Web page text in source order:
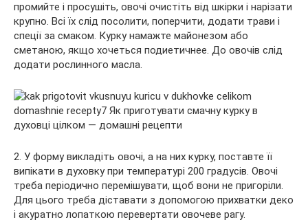
промийте і просушіть, овочі очистіть від шкірки і нарізати
крупно. Всі їх слід посолити, поперчити, додати трави і
спеції за смаком. Курку намажте майонезом або
сметаною, якщо хочеться подиетичнее. До овочів слід
додати рослинного масла.
2. У форму викладіть овочі, а на них курку, поставте її
випікати в духовку при температурі 200 градусів. Овочі
треба періодично перемішувати, щоб вони не пригоріли.
Для цього треба діставати з допомогою прихватки деко
і акуратно лопаткою перевертати овочеве рагу.